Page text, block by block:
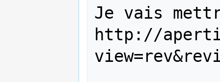
Je vais
http://